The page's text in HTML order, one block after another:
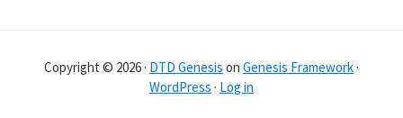
Copyright © 2026 · DTD Genesis on Genesis Framework ·
WordPress · Log in